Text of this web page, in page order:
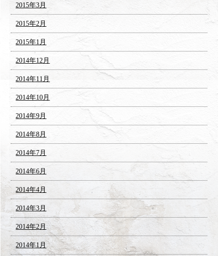
2015年3月
2015年2月
2015年1月
2014年12月
2014年11月
2014年10月
2014年9月
2014年8月
2014年7月
2014年6月
2014年4月
2014年3月
2014年2月
2014年1月